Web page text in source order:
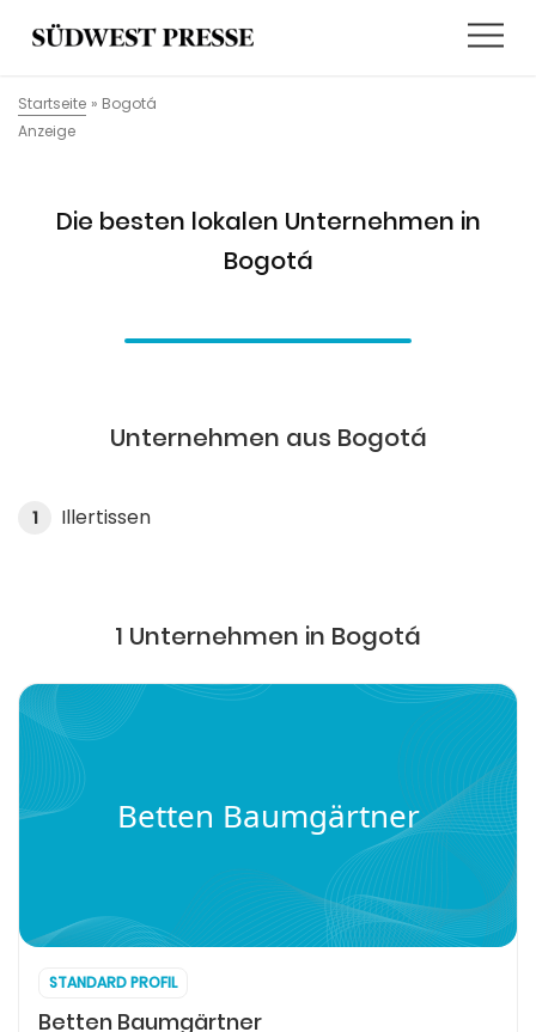
Startseite » Bogotá
Anzeige
Die besten lokalen Unternehmen in
Bogotá
Unternehmen aus Bogotá
1 Illertissen
1 Unternehmen in Bogotá
Betten Baumgärtner
STANDARD PROFIL
Betten Baumgärtner